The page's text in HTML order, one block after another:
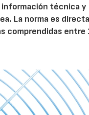
técnica y
La norma es
comprendidas entre
30/07/